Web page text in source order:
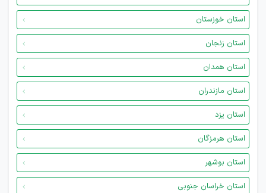
استان خوزستان
استان زنجان
استان همدان
استان مازندران
استان یزد
استان هرمزگان
استان بوشهر
استان خراسان جنوبی